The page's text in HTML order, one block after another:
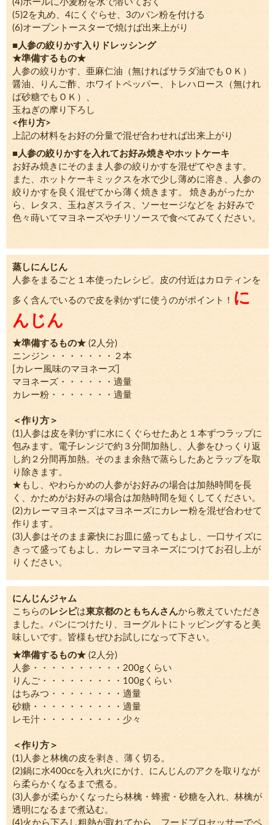
(4)ボールに小麦粉を水で溶いておく
(5)2を丸め、4にくぐらせ、3のパン粉を付ける
(6)オーブントースターで焼けば出来上がり
■人参の絞りかす入りドレッシング
★準備するもの★
人参の絞りかす、亜麻仁油（無ければサラダ油でもＯＫ）
醤油、りんご酢、ホワイトペッパー、トレハロース（無けれ
ば砂糖でもＯＫ）、
玉ねぎの摩り下ろし
<作り方>
上記の材料をお好の分量で混ぜ合わせれば出来上がり
■人参の絞りかすを入れてお好み焼きやホットケーキ
お好み焼きにそのまま人参の絞りかすを混ぜてやきます。
また、ホットケーキミックスを水で少し薄めに溶き、人参の
絞りかすを良く混ぜてから薄く焼きます。 焼きあがったか
ら、レタス、玉ねぎスライス、ソーセージなどを お好みで
色々蒔いてマヨネーズやチリソースで食べてみてください。
蒸しにんじん
人参をまるごと１本使ったレシピ。皮の付近はカロティンを
多く含んでいるので皮を剥かずに使うのがポイント！ に
んじん
★準備するもの★ (2人分)
ニンジン・・・・・・・２本
[カレー風味のマヨネーズ]
マヨネーズ・・・・・・適量
カレー粉・・・・・・・適量
＜作り方＞
(1)人参は皮を剥かずに水にくぐらせたあと１本ずつラップに
包みます。電子レンジで約３分間加熱し、人参をひっくり返
し約２分間再加熱。そのまま余熱で蒸らしたあとラップを取
り除きます。
★もし、やわらかめの人参がお好みの場合は加熱時間を長
く、かためがお好みの場合は加熱時間を短くしてください。
(2)カレーマヨネーズはマヨネーズにカレー粉を混ぜ合わせて
作ります。
(3)人参はそのまま豪快にお皿に盛ってもよし、一口サイズに
きって盛ってもよし、カレーマヨネーズにつけてお召し上が
りください。
にんじんジャム
こちらのレシピは東京都のともちんさんから教えていただき
ました。パンにつけたり、ヨーグルトにトッピングすると美
味しいです。皆様もぜひお試しになって下さい。
★準備するもの★ (2人分)
人参・・・・・・・・・・200gくらい
りんご・・・・・・・・・100gくらい
はちみつ・・・・・・・・適量
砂糖・・・・・・・・・・適量
レモ汁・・・・・・・・・少々
＜作り方＞
(1)人参と林檎の皮を剥き、薄く切る。
(2)鍋に水400ccを入れ火にかけ、にんじんのアクを取りなが
ら柔らかくなるまで煮る。
(3)人参が柔らかくなったら林檎・蜂蜜・砂糖を入れ、林檎が
透明になるまで煮込む。
(4)火から下ろし粗熱が取れてから、フードプロセッサーでペ